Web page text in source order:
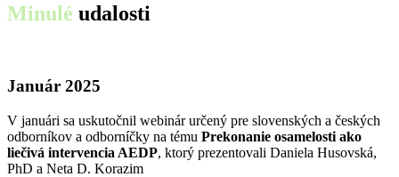
Minulé udalosti
Január 2025
V januári sa uskutočnil webinár určený pre slovenských a českých
odborníkov a odborníčky na tému Prekonanie osamelosti ako
liečivá intervencia AEDP, ktorý prezentovali Daniela Husovská,
PhD a Neta D. Korazim